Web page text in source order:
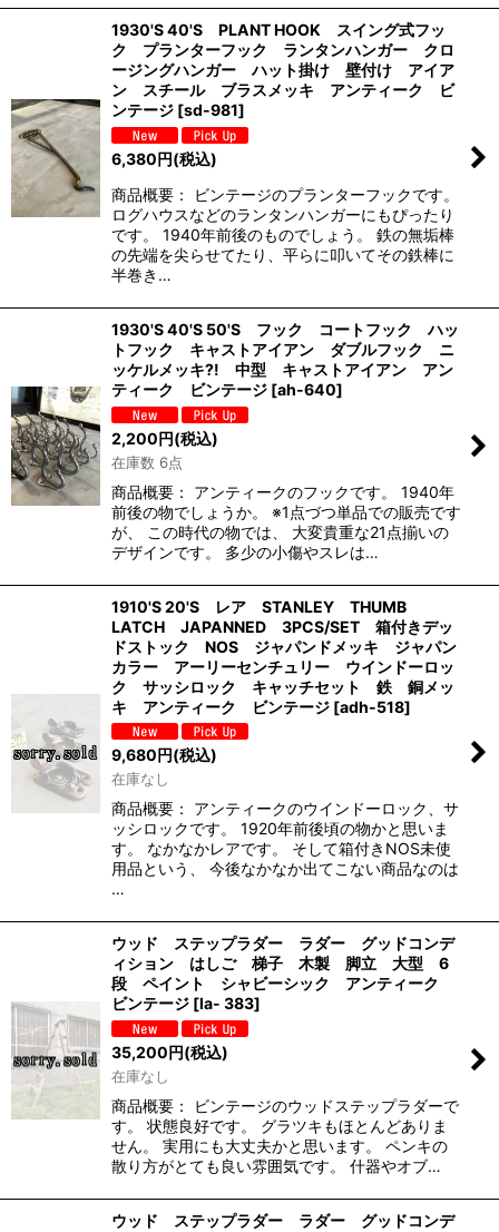
1930'S 40'S PLANT HOOK スイング式フッ
ク プランターフック ランタンハンガー クロ
ージングハンガー ハット掛け 壁付け アイア
ン スチール ブラスメッキ アンティーク ビ
ンテージ [sd-981]
6,380円(税込)
商品概要： ビンテージのプランターフックです。
ログハウスなどのランタンハンガーにもぴったり
です。 1940年前後のものでしょう。 鉄の無垢棒
の先端を尖らせてたり、平らに叩いてその鉄棒に
半巻き…
1930'S 40'S 50'S フック コートフック ハッ
トフック キャストアイアン ダブルフック ニ
ッケルメッキ?! 中型 キャストアイアン アン
ティーク ビンテージ [ah-640]
2,200円(税込)
在庫数 6点
商品概要： アンティークのフックです。 1940年
前後の物でしょうか。 ※1点づつ単品での販売です
が、 この時代の物では、 大変貴重な21点揃いの
デザインです。 多少の小傷やスレは…
1910'S 20'S レア STANLEY THUMB
LATCH JAPANNED 3PCS/SET 箱付きデッ
ドストック NOS ジャパンドメッキ ジャパン
カラー アーリーセンチュリー ウインドーロッ
ク サッシロック キャッチセット 鉄 銅メッ
キ アンティーク ビンテージ [adh-518]
9,680円(税込)
在庫なし
商品概要： アンティークのウインドーロック、サ
ッシロックです。 1920年前後頃の物かと思いま
す。 なかなかレアです。 そして箱付きNOS未使
用品という、 今後なかなか出てこない商品なのは
…
ウッド ステップラダー ラダー グッドコンデ
ィション はしご 梯子 木製 脚立 大型 6
段 ペイント シャビーシック アンティーク
ビンテージ [la- 383]
35,200円(税込)
在庫なし
商品概要： ビンテージのウッドステップラダーで
す。 状態良好です。 グラツキもほとんどありま
せん。 実用にも大丈夫かと思います。 ペンキの
散り方がとても良い雰囲気です。 什器やオブ…
ウッド ステップラダー ラダー グッドコンデ